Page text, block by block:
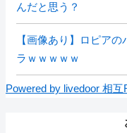
んだと思う？
【画像あり】ロピア
ラｗｗｗｗｗ
Powered by livedoor 相互